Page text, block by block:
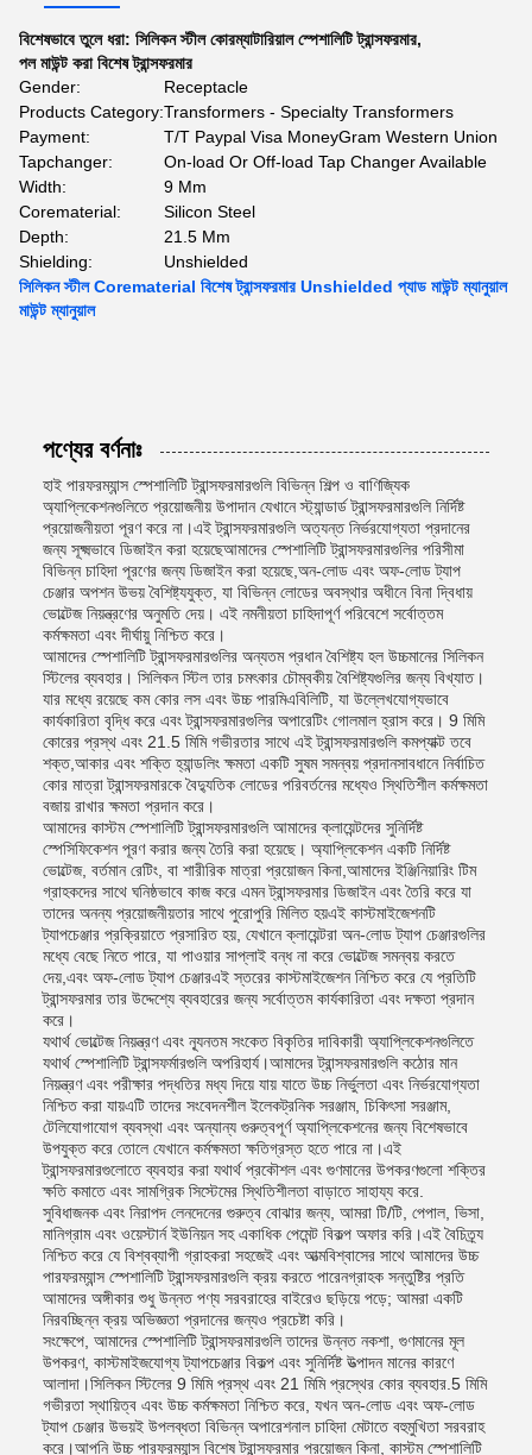
বিশেষভাবে তুলে ধরা: সিলিকন স্টীল কোরম্যাটারিয়াল স্পেশালিটি ট্রান্সফরমার,
পল মাউন্ট করা বিশেষ ট্রান্সফরমার
Gender:
Receptacle
Products Category:Transformers - Specialty Transformers
Payment:
T/T Paypal Visa MoneyGram Western Union
Tapchanger:
On-load Or Off-load Tap Changer Available
Width:
9 Mm
Corematerial:
Silicon Steel
Depth:
21.5 Mm
Shielding:
Unshielded
সিলিকন স্টীল Corematerial বিশেষ ট্রান্সফরমার Unshielded প্যাড মাউন্ট ম্যানুয়াল
মাউন্ট ম্যানুয়াল
পণ্যের বর্ণনাঃ
হাই পারফরম্যান্স স্পেশালিটি ট্রান্সফরমারগুলি বিভিন্ন শিল্প ও বাণিজ্যিক
অ্যাপ্লিকেশনগুলিতে প্রয়োজনীয় উপাদান যেখানে স্ট্যান্ডার্ড ট্রান্সফরমারগুলি নির্দিষ্ট
প্রয়োজনীয়তা পূরণ করে না।এই ট্রান্সফরমারগুলি অত্যন্ত নির্ভরযোগ্যতা প্রদানের
জন্য সূক্ষ্মভাবে ডিজাইন করা হয়েছেআমাদের স্পেশালিটি ট্রান্সফরমারগুলির পরিসীমা
বিভিন্ন চাহিদা পূরণের জন্য ডিজাইন করা হয়েছে,অন-লোড এবং অফ-লোড ট্যাপ
চেঞ্জার অপশন উভয় বৈশিষ্ট্যযুক্ত, যা বিভিন্ন লোডের অবস্থার অধীনে বিনা দ্বিধায়
ভোল্টেজ নিয়ন্ত্রণের অনুমতি দেয়। এই নমনীয়তা চাহিদাপূর্ণ পরিবেশে সর্বোত্তম
কর্মক্ষমতা এবং দীর্ঘায়ু নিশ্চিত করে।
আমাদের স্পেশালিটি ট্রান্সফরমারগুলির অন্যতম প্রধান বৈশিষ্ট্য হল উচ্চমানের সিলিকন
স্টিলের ব্যবহার। সিলিকন স্টিল তার চমৎকার চৌম্বকীয় বৈশিষ্ট্যগুলির জন্য বিখ্যাত।
যার মধ্যে রয়েছে কম কোর লস এবং উচ্চ পারমিএবিলিটি, যা উল্লেখযোগ্যভাবে
কার্যকারিতা বৃদ্ধি করে এবং ট্রান্সফরমারগুলির অপারেটিং গোলমাল হ্রাস করে। 9 মিমি
কোরের প্রস্থ এবং 21.5 মিমি গভীরতার সাথে এই ট্রান্সফরমারগুলি কমপ্যাক্ট তবে
শক্ত,আকার এবং শক্তি হ্যান্ডলিং ক্ষমতা একটি সুষম সমন্বয় প্রদানসাবধানে নির্বাচিত
কোর মাত্রা ট্রান্সফরমারকে বৈদ্যুতিক লোডের পরিবর্তনের মধ্যেও স্থিতিশীল কর্মক্ষমতা
বজায় রাখার ক্ষমতা প্রদান করে।
আমাদের কাস্টম স্পেশালিটি ট্রান্সফরমারগুলি আমাদের ক্লায়েন্টদের সুনির্দিষ্ট
স্পেসিফিকেশন পূরণ করার জন্য তৈরি করা হয়েছে। অ্যাপ্লিকেশন একটি নির্দিষ্ট
ভোল্টেজ, বর্তমান রেটিং, বা শারীরিক মাত্রা প্রয়োজন কিনা,আমাদের ইঞ্জিনিয়ারিং টিম
গ্রাহকদের সাথে ঘনিষ্ঠভাবে কাজ করে এমন ট্রান্সফরমার ডিজাইন এবং তৈরি করে যা
তাদের অনন্য প্রয়োজনীয়তার সাথে পুরোপুরি মিলিত হয়এই কাস্টমাইজেশনটি
ট্যাপচেঞ্জার প্রক্রিয়াতে প্রসারিত হয়, যেখানে ক্লায়েন্টরা অন-লোড ট্যাপ চেঞ্জারগুলির
মধ্যে বেছে নিতে পারে, যা পাওয়ার সাপ্লাই বন্ধ না করে ভোল্টেজ সমন্বয় করতে
দেয়,এবং অফ-লোড ট্যাপ চেঞ্জারএই স্তরের কাস্টমাইজেশন নিশ্চিত করে যে প্রতিটি
ট্রান্সফরমার তার উদ্দেশ্যে ব্যবহারের জন্য সর্বোত্তম কার্যকারিতা এবং দক্ষতা প্রদান
করে।
যথার্থ ভোল্টেজ নিয়ন্ত্রণ এবং ন্যূনতম সংকেত বিকৃতির দাবিকারী অ্যাপ্লিকেশনগুলিতে
যথার্থ স্পেশালিটি ট্রান্সফর্মারগুলি অপরিহার্য।আমাদের ট্রান্সফরমারগুলি কঠোর মান
নিয়ন্ত্রণ এবং পরীক্ষার পদ্ধতির মধ্য দিয়ে যায় যাতে উচ্চ নির্ভুলতা এবং নির্ভরযোগ্যতা
নিশ্চিত করা যায়এটি তাদের সংবেদনশীল ইলেকট্রনিক সরঞ্জাম, চিকিৎসা সরঞ্জাম,
টেলিযোগাযোগ ব্যবস্থা এবং অন্যান্য গুরুত্বপূর্ণ অ্যাপ্লিকেশনের জন্য বিশেষভাবে
উপযুক্ত করে তোলে যেখানে কর্মক্ষমতা ক্ষতিগ্রস্ত হতে পারে না।এই
ট্রান্সফরমারগুলোতে ব্যবহার করা যথার্থ প্রকৌশল এবং গুণমানের উপকরণগুলো শক্তির
ক্ষতি কমাতে এবং সামগ্রিক সিস্টেমের স্থিতিশীলতা বাড়াতে সাহায্য করে.
সুবিধাজনক এবং নিরাপদ লেনদেনের গুরুত্ব বোঝার জন্য, আমরা টি/টি, পেপাল, ভিসা,
মানিগ্রাম এবং ওয়েস্টার্ন ইউনিয়ন সহ একাধিক পেমেন্ট বিকল্প অফার করি।এই বৈচিত্র্য
নিশ্চিত করে যে বিশ্বব্যাপী গ্রাহকরা সহজেই এবং আত্মবিশ্বাসের সাথে আমাদের উচ্চ
পারফরম্যান্স স্পেশালিটি ট্রান্সফরমারগুলি ক্রয় করতে পারেনগ্রাহক সন্তুষ্টির প্রতি
আমাদের অঙ্গীকার শুধু উন্নত পণ্য সরবরাহের বাইরেও ছড়িয়ে পড়ে; আমরা একটি
নিরবচ্ছিন্ন ক্রয় অভিজ্ঞতা প্রদানের জন্যও প্রচেষ্টা করি।
সংক্ষেপে, আমাদের স্পেশালিটি ট্রান্সফরমারগুলি তাদের উন্নত নকশা, গুণমানের মূল
উপকরণ, কাস্টমাইজযোগ্য ট্যাপচেঞ্জার বিকল্প এবং সুনির্দিষ্ট উত্পাদন মানের কারণে
আলাদা।সিলিকন স্টিলের 9 মিমি প্রস্থ এবং 21 মিমি প্রস্থের কোর ব্যবহার.5 মিমি
গভীরতা স্থায়িত্ব এবং উচ্চ কর্মক্ষমতা নিশ্চিত করে, যখন অন-লোড এবং অফ-লোড
ট্যাপ চেঞ্জার উভয়ই উপলব্ধতা বিভিন্ন অপারেশনাল চাহিদা মেটাতে বহুমুখিতা সরবরাহ
করে।আপনি উচ্চ পারফরম্যান্স বিশেষ ট্রান্সফরমার প্রয়োজন কিনা, কাস্টম স্পেশালিটি